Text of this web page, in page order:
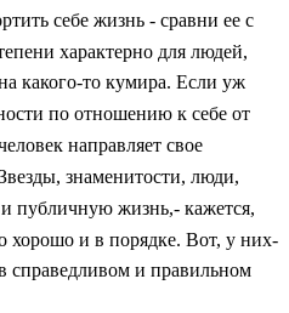
себе жизнь - сравни ее с
характерно для людей,
какого-то кумира. Если уж
по отношению к себе от
направляет свое
знаменитости, люди,
публичную жизнь,- кажется,
хорошо и в порядке. Вот, у них-
справедливом и правильном